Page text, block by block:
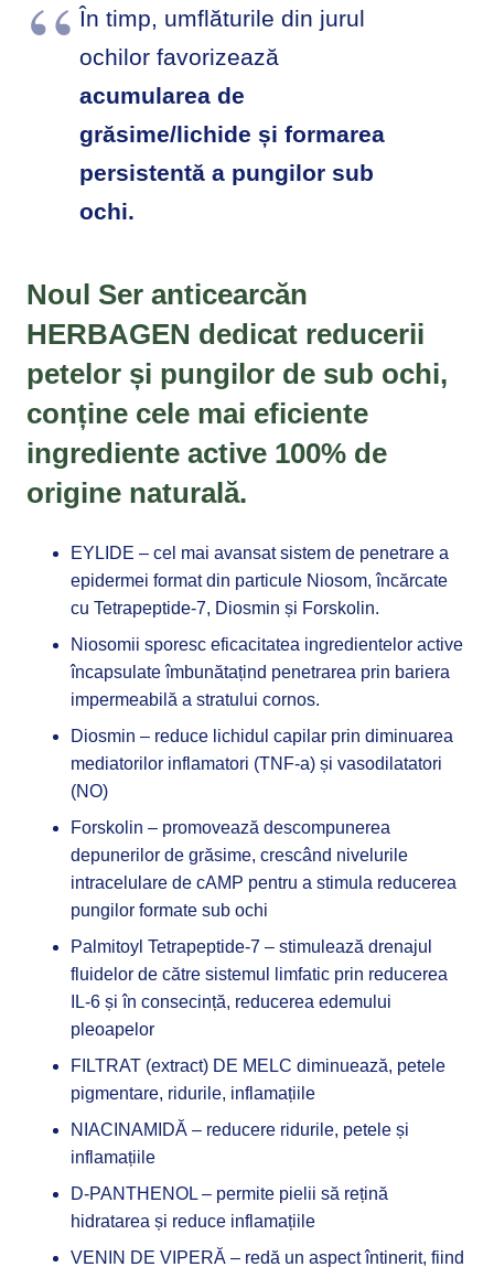
În timp, umflăturile din jurul
ochilor favorizează
acumularea de
grăsime/lichide și formarea
persistentă a pungilor sub
ochi.
Noul Ser anticearcăn
HERBAGEN dedicat reducerii
petelor și pungilor de sub ochi,
conține cele mai eficiente
ingrediente active 100% de
origine naturală.
EYLIDE – cel mai avansat sistem de penetrare a
epidermei format din particule Niosom, încărcate
cu Tetrapeptide-7, Diosmin și Forskolin.
Niosomii sporesc eficacitatea ingredientelor active
încapsulate îmbunătațind penetrarea prin bariera
impermeabilă a stratului cornos.
Diosmin – reduce lichidul capilar prin diminuarea
mediatorilor inflamatori (TNF-a) și vasodilatatori
(NO)
Forskolin – promovează descompunerea
depunerilor de grăsime, crescând nivelurile
intracelulare de cAMP pentru a stimula reducerea
pungilor formate sub ochi
Palmitoyl Tetrapeptide-7 – stimulează drenajul
fluidelor de către sistemul limfatic prin reducerea
IL-6 și în consecință, reducerea edemului
pleoapelor
FILTRAT (extract) DE MELC diminuează, petele
pigmentare, ridurile, inflamațiile
NIACINAMIDĂ – reducere ridurile, petele și
inflamațiile
D-PANTHENOL – permite pielii să rețină
hidratarea și reduce inflamațiile
VENIN DE VIPERĂ – redă un aspect întinerit, fiind